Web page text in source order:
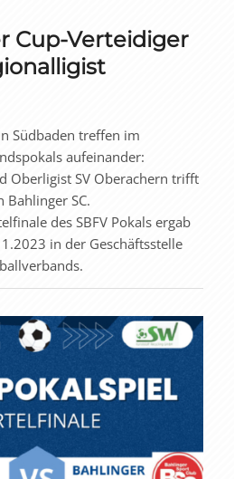
Cup-Verteidiger
Südbaden treffen im
aufeinander:
Oberligist SV Oberachern trifft
Bahlinger SC.
des SBFV Pokals ergab
in der Geschäftsstelle